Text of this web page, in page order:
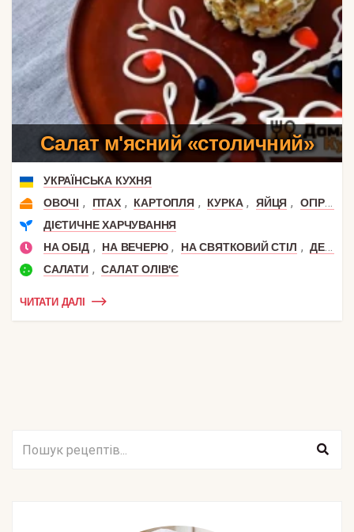
Салат м'ясний «столичний»
УКРАЇНСЬКА КУХНЯ
ОВОЧІ , ПТАХ , КАРТОПЛЯ , КУРКА , ЯЙЦЯ ,
ОГІРОК
ДІЄТИЧНЕ ХАРЧУВАННЯ
НА ОБІД , НА ВЕЧЕРЮ , НА СВЯТКОВИЙ СТІЛ , ДЕНЬ НАРОДЖЕННЯ
САЛАТИ , САЛАТ ОЛІВ'Є
ЧИТАТИ ДАЛІ